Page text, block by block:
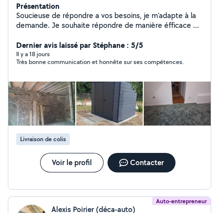
Présentation
Soucieuse de répondre a vos besoins, je m'adapte à la
demande. Je souhaite répondre de manière éfficace et
proposer de nombreux services de bricolages,
d'entretien interieur et exterieur, petit jardinage-
debroussaillage à definir.
Dernier avis laissé par Stéphane : 5/5
Il y a 18 jours
Très bonne communication et honnête sur ses compétences.
Livraison de colis
Voir le profil Contacter
Auto-entrepreneur
Alexis Poirier (déca-auto)